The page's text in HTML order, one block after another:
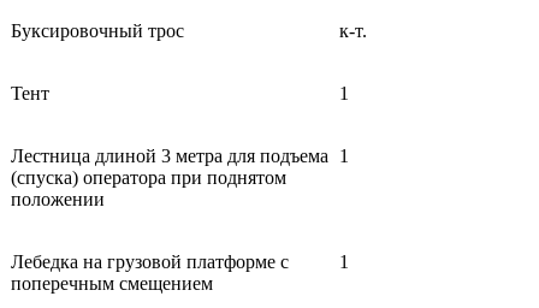
Буксировочный трос к-т.
Тент 1
Лестница длиной 3 метра для подъема
(спуска) оператора при поднятом
положении
1
Лебедка на грузовой платформе с
поперечным смещением
1